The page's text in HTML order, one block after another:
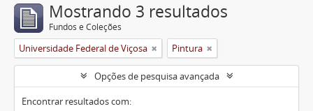
Mostrando 3 resultados
Fundos e Coleções
Universidade Federal de Viçosa Pintura
Opções de pesquisa avançada
Encontrar resultados com: